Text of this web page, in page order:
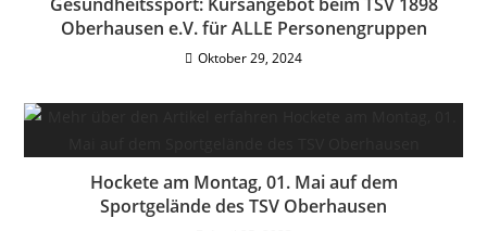
Oberhausen e.V. für ALLE Personengruppen
Oktober 29, 2024
Hockete am Montag, 01. Mai auf dem
Sportgelände des TSV Oberhausen